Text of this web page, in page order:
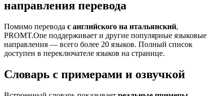
направления перевода
Помимо перевода с английского на итальянский,
PROMT.One поддерживает и другие популярные языковые
направления — всего более 20 языков. Полный список
доступен в переключателе языков на странице.
Словарь с примерами и озвучкой